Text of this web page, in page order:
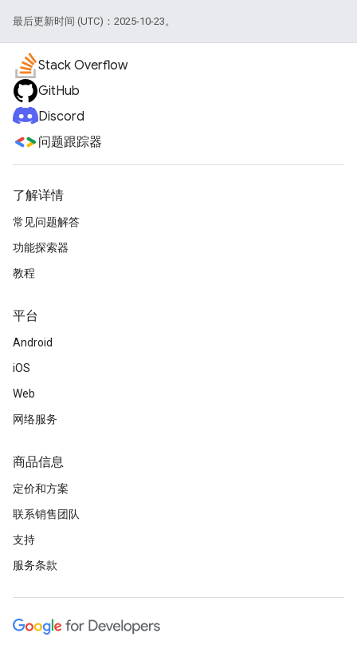
最后更新时间 (UTC)：2025-10-23。
Stack Overflow
GitHub
Discord
问题跟踪器
了解详情
常见问题解答
功能探索器
教程
平台
Android
iOS
Web
网络服务
商品信息
定价和方案
联系销售团队
支持
服务条款